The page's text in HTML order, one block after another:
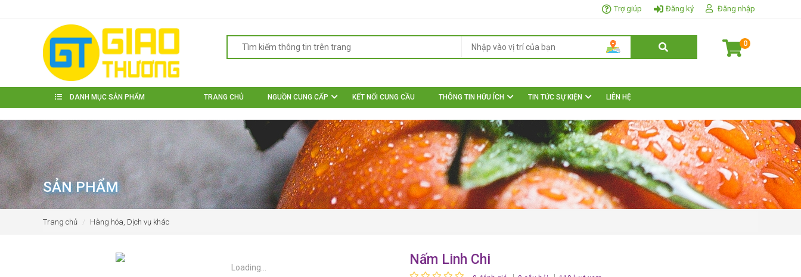
Trợ giúp Đăng ký Đăng nhập
0
DANH MỤC SẢN PHẨM TRANG CHỦ NGUỒN CUNG CẤP KẾT NỐI CUNG CẦU THÔNG TIN HỮU ÍCH TIN TỨC SỰ KIỆN LIÊN HỆ
SẢN PHẨM
Trang chủ Hàng hóa, Dịch vụ khác
Loading... Nấm Linh Chi